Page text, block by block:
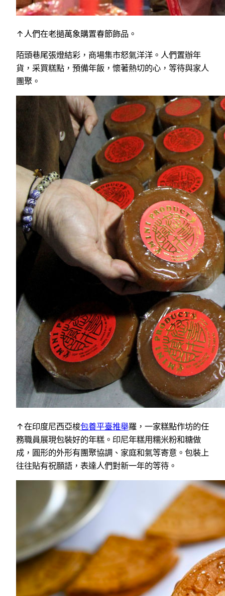
↑人們在老撾萬象購置春節飾品。
陌頭巷尾張燈結彩，商場集市怒氣洋洋。人們置辦年
貨，采買糕點，預備年飯，懷著熱切的心，等待與家人
團聚。
↑在印度尼西亞梭包養平臺推舉羅，一家糕點作坊的任
務職員展現包裝好的年糕。印尼年糕用糯米粉和糖做
成，圓形的外形有團聚協調、家庭和氣等寄意。包裝上
往往貼有祝願語，表達人們對新一年的等待。